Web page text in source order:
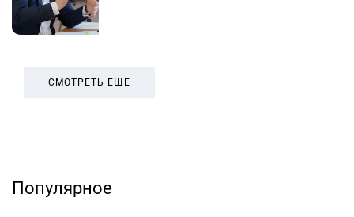
СМОТРЕТЬ ЕЩЕ
Популярное